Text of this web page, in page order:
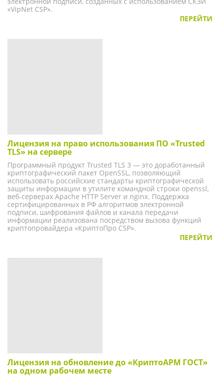
«VipNet CSP».
ПЕРЕЙТИ
Лицензия на право использования ПО «Trusted
TLS» на сервере
Программный продукт Trusted TLS 3 — это доработанный
криптографический пакет OpenSSL, позволяющий
использовать российские стандарты криптографической
защиты информации в утилите командной строки openssl,
веб-серверах Apache HTTP Server и nginx. Поддержка
сертифицированных в РФ алгоритмов электронной
подписи, шифрования файлов и канала передачи
информации реализована посредством вызова функций
криптопровайдера «КриптоПро CSP».
ПЕРЕЙТИ
Лицензия на обновление до «КриптоАРМ ГОСТ»
на одном рабочем месте